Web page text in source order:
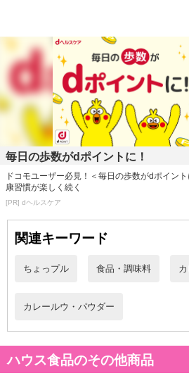
【ブラックカレー 中辛】
毎日の歩数がdポイントに！
ドコモユーザー必見！＜毎日の歩数がdポイン
康習慣が楽しく続く
[PR] dヘルスケア
関連キーワード
ちょっプル 食品・調味料
カレールウ・パウダー
ハウス食品のその他商品